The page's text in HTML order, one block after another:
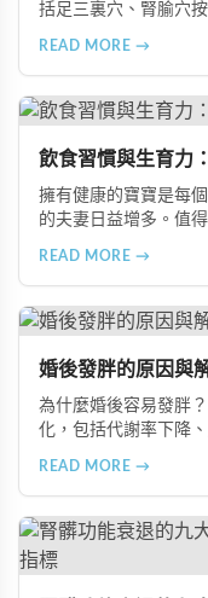
括足三裏穴、腎腧穴
READ MORE →
飲食習慣與生育力
擁有健康的寶寶是每
的夫妻日益增多。值
擔，幫助準備懷孕的
READ MORE →
婚後發胖的原因與
為什麼婚後容易發胖
化，包括代謝率下降
READ MORE →